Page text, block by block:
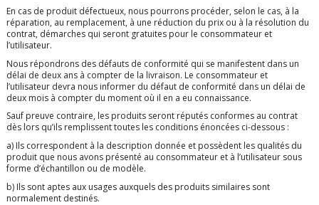
En cas de produit défectueux, nous pourrons procéder, selon le cas, à la
réparation, au remplacement, à une réduction du prix ou à la résolution du
contrat, démarches qui seront gratuites pour le consommateur et
l’utilisateur.
Nous répondrons des défauts de conformité qui se manifestent dans un
délai de deux ans à compter de la livraison. Le consommateur et
l’utilisateur devra nous informer du défaut de conformité dans un délai de
deux mois à compter du moment où il en a eu connaissance.
Sauf preuve contraire, les produits seront réputés conformes au contrat
dès lors qu’ils remplissent toutes les conditions énoncées ci-dessous :
a) Ils correspondent à la description donnée et possèdent les qualités du
produit que nous avons présenté au consommateur et à l’utilisateur sous
forme d’échantillon ou de modèle.
b) Ils sont aptes aux usages auxquels des produits similaires sont
normalement destinés.